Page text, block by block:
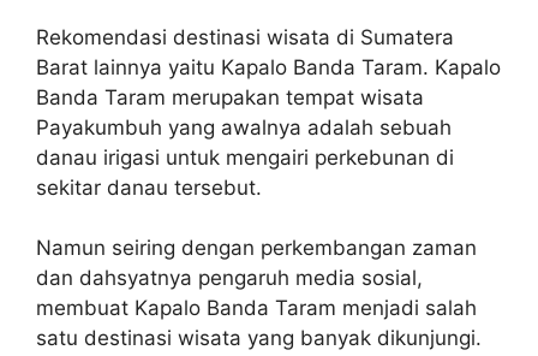
Rekomendasi destinasi wisata di Sumatera
Barat lainnya yaitu Kapalo Banda Taram. Kapalo
Banda Taram merupakan tempat wisata
Payakumbuh yang awalnya adalah sebuah
danau irigasi untuk mengairi perkebunan di
sekitar danau tersebut.
Namun seiring dengan perkembangan zaman
dan dahsyatnya pengaruh media sosial,
membuat Kapalo Banda Taram menjadi salah
satu destinasi wisata yang banyak dikunjungi.